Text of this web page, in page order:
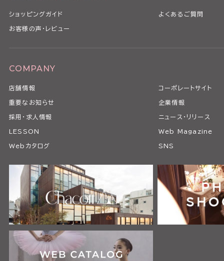
ショッピングガイド よくあるご質問
お客様の声・レビュー
COMPANY
店舗情報 コーポレートサイト
重要なお知らせ 企業情報
採用・求人情報 ニュース・リリース
LESSON Web Magazine
Webカタログ SNS